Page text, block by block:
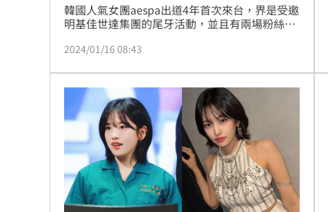
韓國人氣女團aespa出道4年首次來台，界是受邀
明基佳世達集團的尾牙活動，並且有兩場粉絲簽
右先行抵台，三名成員也在下午兩點左右抵達。
來台算是24小時快閃，明天一早就會走VIP離開
台灣。
2024/01/16 08:43